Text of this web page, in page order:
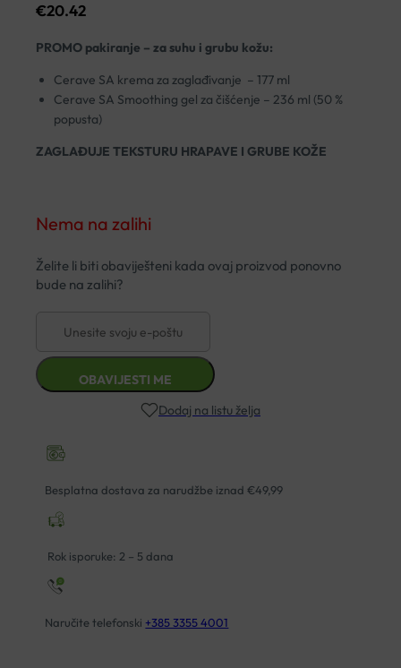
€20.42
PROMO pakiranje – za suhu i grubu kožu:
Cerave SA krema za zaglađivanje – 177 ml
Cerave SA Smoothing gel za čišćenje – 236 ml (50 %
popusta)
ZAGLAĐUJE TEKSTURU HRAPAVE I GRUBE KOŽE
Nema na zalihi
Dodaj na listu želja
Besplatna dostava za narudžbe iznad €49,99
Rok isporuke: 2 – 5 dana
Naručite telefonski +385 3355 4001